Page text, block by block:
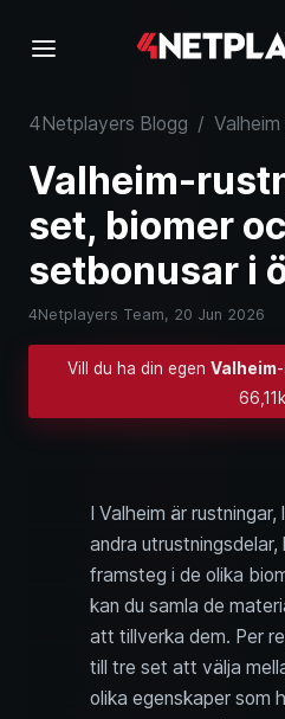
4Netplayers Blogg /
Valheim-
set, biomer
setbonusar i
4Netplayers Team, 20 Jun 2026
Vill du ha din egen Valheim
I Valheim är
andra utrustningsdelar,
framsteg i de olika
kan du samla de
att tillverka dem. Per
till tre set att välja
olika egenskaper som